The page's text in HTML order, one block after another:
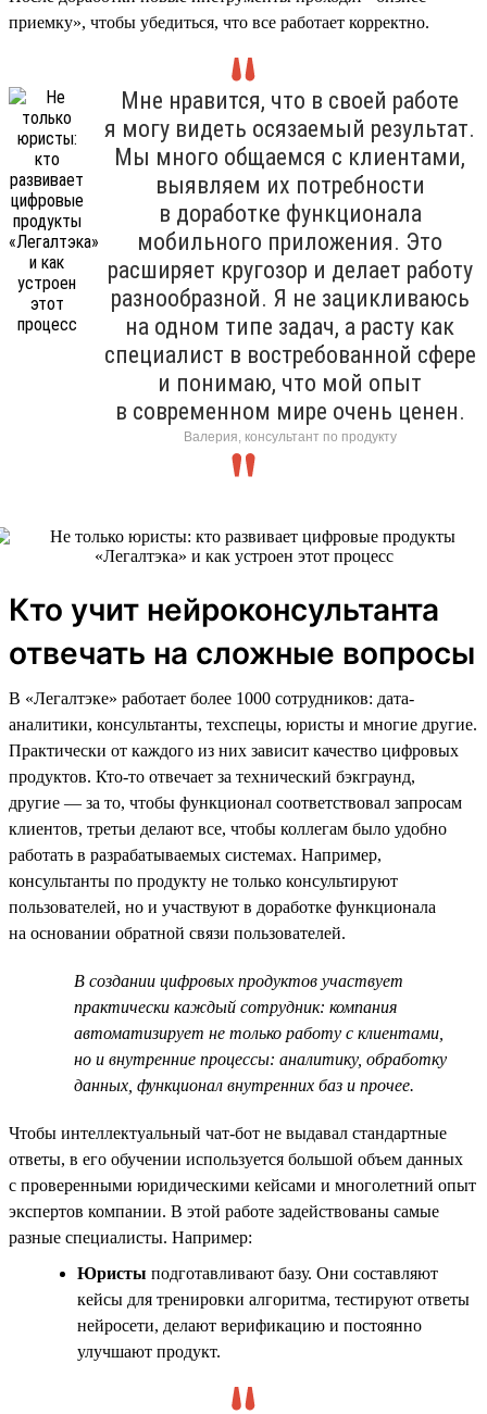
приемку», чтобы убедиться, что все работает корректно.
Мне нравится, что в своей работе
я могу видеть осязаемый результат.
Мы много общаемся с клиентами,
выявляем их потребности
в доработке функционала
мобильного приложения. Это
расширяет кругозор и делает работу
разнообразной. Я не зацикливаюсь
на одном типе задач, а расту как
специалист в востребованной сфере
и понимаю, что мой опыт
в современном мире очень ценен.
Валерия, консультант по продукту
Кто учит нейроконсультанта
отвечать на сложные вопросы
В «Легалтэке» работает более 1000 сотрудников: дата-
аналитики, консультанты, техспецы, юристы и многие другие.
Практически от каждого из них зависит качество цифровых
продуктов. Кто-то отвечает за технический бэкграунд,
другие — за то, чтобы функционал соответствовал запросам
клиентов, третьи делают все, чтобы коллегам было удобно
работать в разрабатываемых системах. Например,
консультанты по продукту не только консультируют
пользователей, но и участвуют в доработке функционала
на основании обратной связи пользователей.
В создании цифровых продуктов участвует
практически каждый сотрудник: компания
автоматизирует не только работу с клиентами,
но и внутренние процессы: аналитику, обработку
данных, функционал внутренних баз и прочее.
Чтобы интеллектуальный чат-бот не выдавал стандартные
ответы, в его обучении используется большой объем данных
с проверенными юридическими кейсами и многолетний опыт
экспертов компании. В этой работе задействованы самые
разные специалисты. Например:
Юристы подготавливают базу. Они составляют
кейсы для тренировки алгоритма, тестируют ответы
нейросети, делают верификацию и постоянно
улучшают продукт.